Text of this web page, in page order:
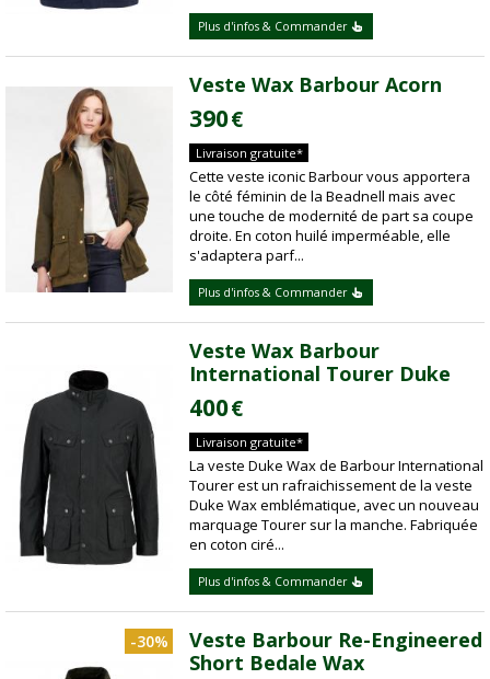
Plus d'infos & Commander
Veste Wax Barbour Acorn
390€
Livraison gratuite*
Cette veste iconic Barbour vous apportera
le côté féminin de la Beadnell mais avec
une touche de modernité de part sa coupe
droite. En coton huilé imperméable, elle
s'adaptera parf...
Plus d'infos & Commander
Veste Wax Barbour
International Tourer Duke
400€
Livraison gratuite*
La veste Duke Wax de Barbour International
Tourer est un rafraichissement de la veste
Duke Wax emblématique, avec un nouveau
marquage Tourer sur la manche. Fabriquée
en coton ciré...
Plus d'infos & Commander
-30%
Veste Barbour Re-Engineered
Short Bedale Wax